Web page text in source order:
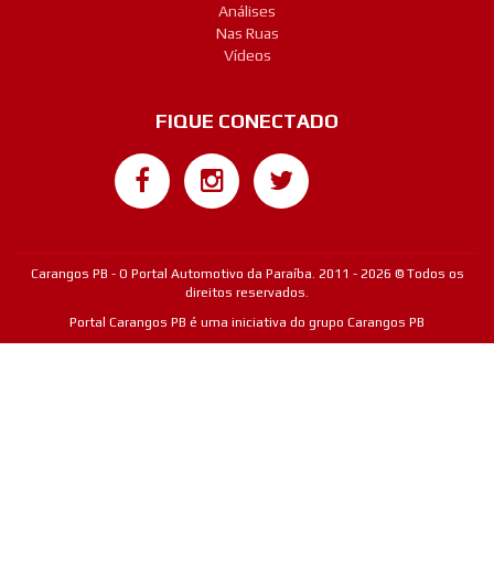
Análises
Nas Ruas
Vídeos
FIQUE CONECTADO
Carangos PB - O Portal Automotivo da Paraíba. 2011 - 2026 © Todos os
direitos reservados.
Portal Carangos PB é uma iniciativa do grupo Carangos PB